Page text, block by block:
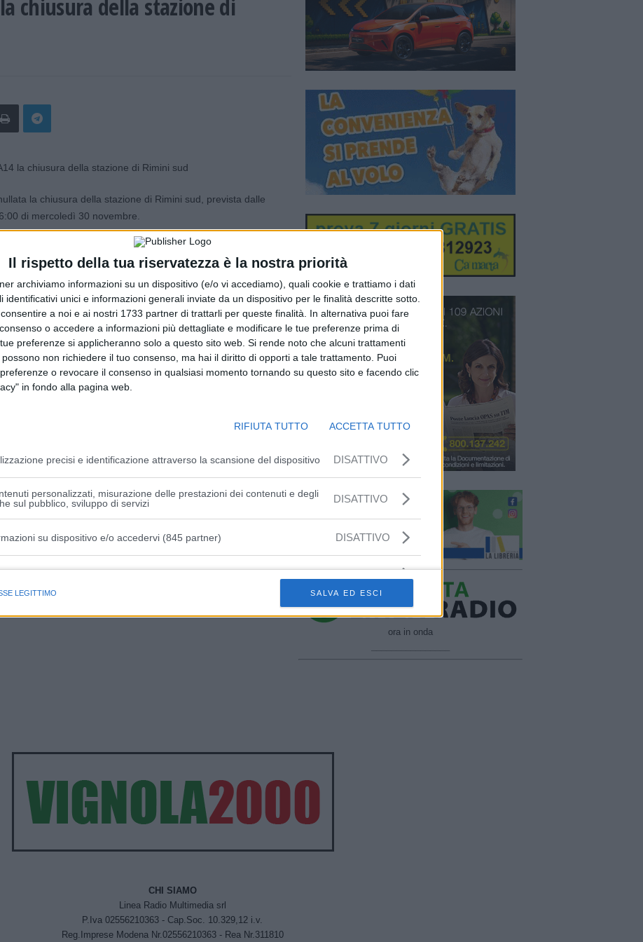
Il rispetto della tua riservatezza è la nostra priorità
archiviamo informazioni su un dispositivo (e/o vi accediamo), quali cookie e trattiamo i dati
identificativi unici e informazioni generali inviate da un dispositivo per le finalità descritte sotto.
a noi e ai nostri 1733 partner di trattarli per queste finalità. In alternativa puoi fare
o accedere a informazioni più dettagliate e modificare le tue preferenze prima di
preferenze si applicheranno solo a questo sito web. Si rende noto che alcuni trattamenti
non richiedere il tuo consenso, ma hai il diritto di opporti a tale trattamento. Puoi
o revocare il consenso in qualsiasi momento tornando su questo sito e facendo clic
in fondo alla pagina web.
RIFIUTA TUTTO ACCETTA TUTTO
precisi e identificazione attraverso la scansione del dispositivo DISATTIVO
personalizzati, misurazione delle prestazioni dei contenuti e degli
sul pubblico, sviluppo di servizi
DISATTIVO
su dispositivo e/o accedervi (845 partner) DISATTIVO
speciali
LEGITTIMO SALVA ED ESCI
chiusura della stazione di
la chiusura della stazione di Rimini sud, prevista dalle
di mercoledì 30 novembre.
Articolo successivo
Agevolazioni alle imprese che assumono,
residenzialità e servizi di welfare
familiare, percorsi formativi ad hoc
ora in onda
CHI SIAMO
Linea Radio Multimedia srl
P.Iva 02556210363 - Cap.Soc. 10.329,12 i.v.
Reg.Imprese Modena Nr.02556210363 - Rea Nr.311810